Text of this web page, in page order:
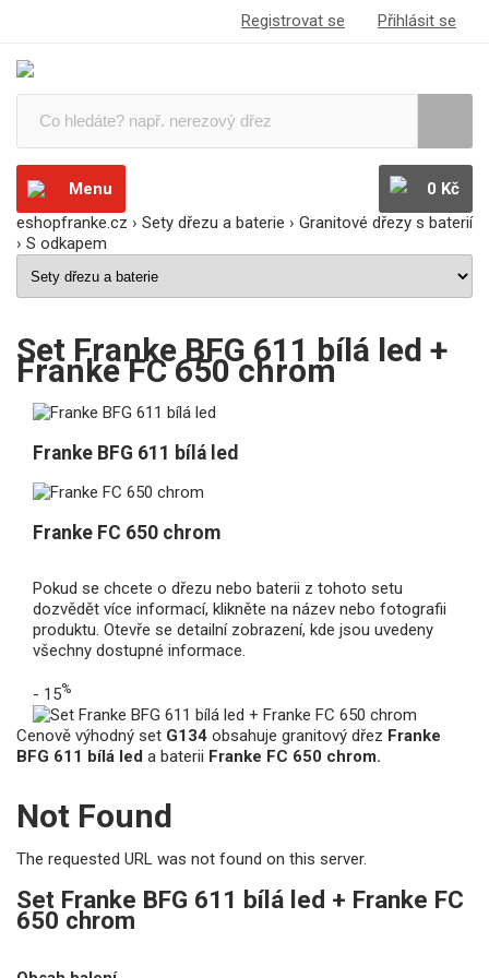
Registrovat se Přihlásit se
Menu
0 Kč
eshopfranke.cz › Sety dřezu a baterie › Granitové dřezy s baterií
› S odkapem
Set Franke BFG 611 bílá led +
Franke FC 650 chrom
Franke BFG 611 bílá led
Franke FC 650 chrom
Pokud se chcete o dřezu nebo baterii z tohoto setu
dozvědět více informací, klikněte na název nebo fotografii
produktu. Otevře se detailní zobrazení, kde jsou uvedeny
všechny dostupné informace.
- 15%
Cenově výhodný set G134 obsahuje granitový dřez Franke
BFG 611 bílá led a baterii Franke FC 650 chrom.
Not Found
The requested URL was not found on this server.
Set Franke BFG 611 bílá led + Franke FC
650 chrom